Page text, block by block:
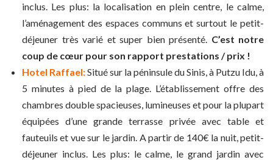
inclus. Les plus: la localisation en plein centre, le calme,
l’aménagement des espaces communs et surtout le petit-
déjeuner très varié et super bien présenté. C’est notre
coup de cœur pour son rapport prestations / prix !
Hotel Raffael:Situé sur la péninsule du Sinis, à Putzu Idu, à
5 minutes à pied de la plage. L’établissement offre des
chambres double spacieuses, lumineuses et pour la plupart
équipées d’une grande terrasse privée avec table et
fauteuils et vue sur le jardin. A partir de 140€ la nuit, petit-
déjeuner inclus. Les plus: le calme, le grand jardin avec